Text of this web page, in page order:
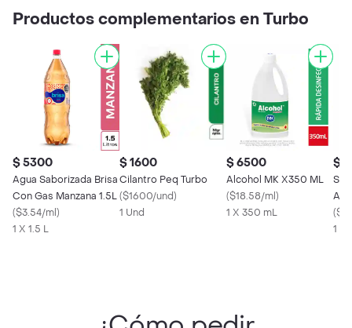
Productos complementarios en Turbo
$ 5300
Agua Saborizada Brisa
Con Gas Manzana 1.5L
($3.54/ml)
1 X 1.5 L
$ 1600
Cilantro Peq Turbo
($1600/und)
1 Und
$ 6500
Alcohol MK X350 ML
($18.58/ml)
1 X 350 mL
$
Of
(
1 X